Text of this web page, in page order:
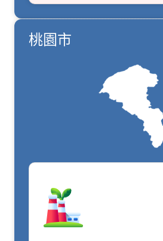
桃園市